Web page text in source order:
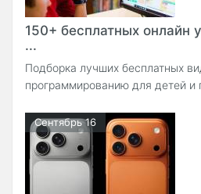
150+ бесплатных онлайн
...
Подборка лучших бесплатных
программированию для детей и
Сентябрь 16